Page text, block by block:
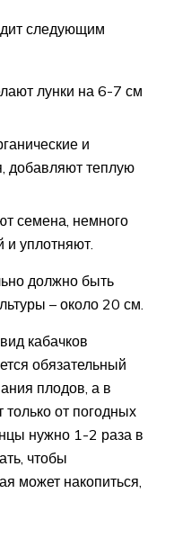
следующим
лунки на 6-7 см
и
добавляют теплую
семена, немного
уплотняют.
должно быть
– около 20 см.
кабачков
обязательный
плодов, а в
от погодных
нужно 1-2 раза в
чтобы
может накопиться,